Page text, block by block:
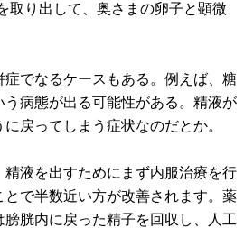
取り出して、奥さまの卵子と顕微
でなるケースもある。例えば、糖
う病態が出る可能性がある。精液が
戻ってしまう症状なのだとか。
精液を出すためにまず内服治療を行
で半数近い方が改善されます。薬
胱内に戻った精子を回収し、人工